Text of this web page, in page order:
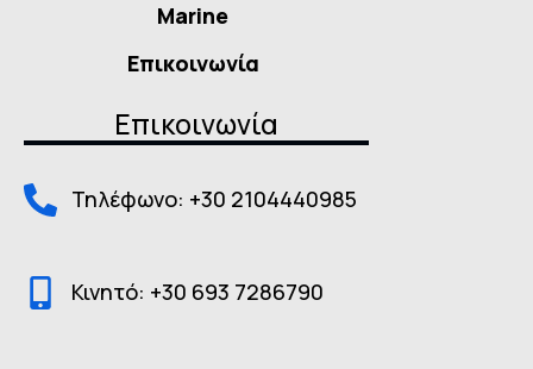
Marine
Επικοινωνία
Επικοινωνία
Τηλέφωνο: +30 2104440985
Κινητό: +30 693 7286790